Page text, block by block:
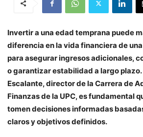
Invertir a una edad temprana puede
diferencia en la vida financiera de
para asegurar ingresos adicionales,
o garantizar estabilidad a largo
Escalante, director de la Carrera de
Finanzas de la UPC, es fundamental
tomen decisiones informadas
claros y objetivos definidos.